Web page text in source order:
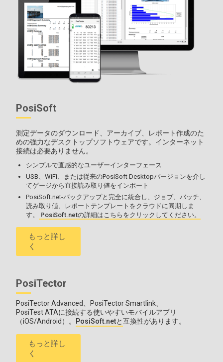
PosiSoft
測定データのダウンロード、アーカイブ、レポート作成のた
めの強力なデスクトップソフトウェアです。インターネット
接続は必要ありません。
シンプルで直感的なユーザーインターフェース
USB、WiFi、または従来のPosiSoft Desktopバージョンを介し
てゲージから直接読み取り値をインポート
PosiSoft.net-バックアップと完全に統合し、ジョブ、バッチ、
読み取り値、レポートテンプレートをクラウドに同期しま
す。
PosiSoft.netの詳細はこちらをクリックしてください。
もっと詳し
く
PosiTector
PosiTector Advanced、PosiTector Smartlink、
PosiTest ATAに接続する使いやすいモバイルアプリ
（iOS/Android）。
PosiSoft.netと互換性があります。
もっと詳し
く